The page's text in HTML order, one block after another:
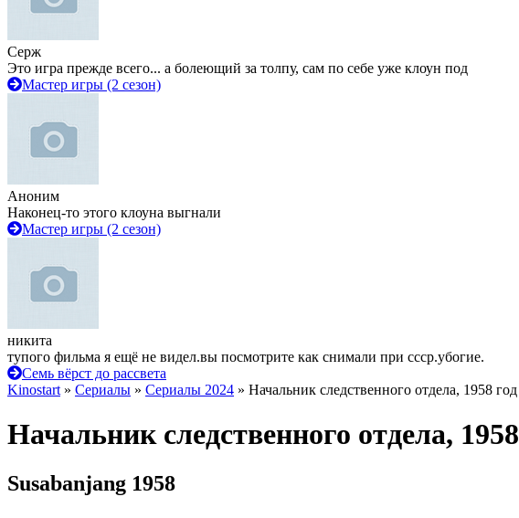
Серж
Это игра прежде всего... а болеющий за толпу, сам по себе уже клоун под
Мастер игры (2 сезон)
Аноним
Наконец-то этого клоуна выгнали
Мастер игры (2 сезон)
никита
тупого фильма я ещё не видел.вы посмотрите как снимали при ссср.убогие.
Семь вёрст до рассвета
Kinostart » Сериалы » Сериалы 2024 » Начальник следственного отдела, 1958 год
Начальник следственного отдела,
Susabanjang 1958